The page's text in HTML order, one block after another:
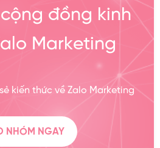
đồng kinh
Marketing
kiến thức về Zalo Marketing
NHÓM NGAY